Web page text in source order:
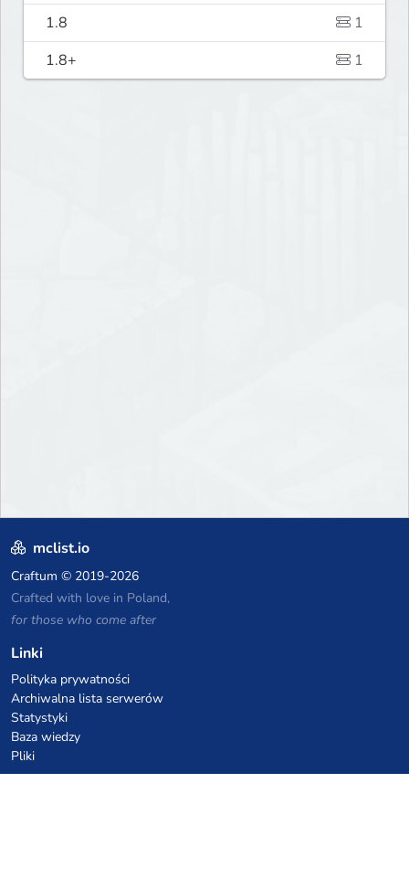
1.8
1
1.8+
1
mclist.io
Craftum © 2019-2026
Crafted with love in Poland,
for those who come after
Linki
Polityka prywatności
Archiwalna lista serwerów
Statystyki
Baza wiedzy
Pliki